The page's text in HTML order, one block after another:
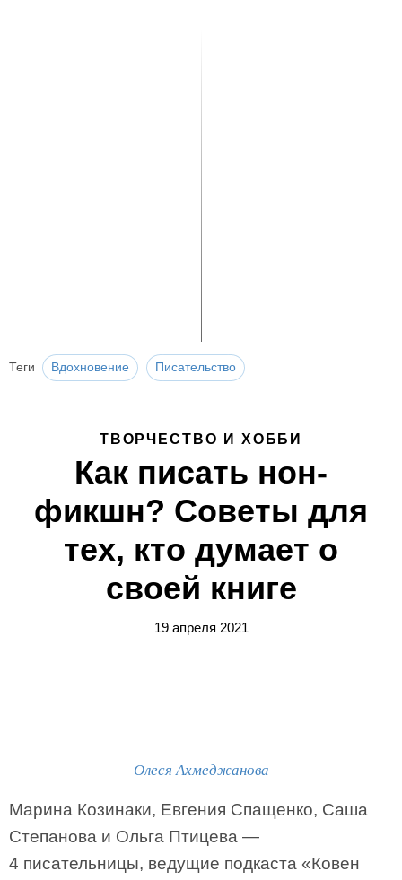
Теги Вдохновение Писательство
ТВОРЧЕСТВО И ХОББИ
Как писать нон-
фикшн? Советы для
тех, кто думает о
своей книге
19 апреля 2021
Олеся Ахмеджанова
Марина Козинаки, Евгения Спащенко, Саша
Степанова и Ольга Птицева —
4 писательницы, ведущие подкаста «Ковен